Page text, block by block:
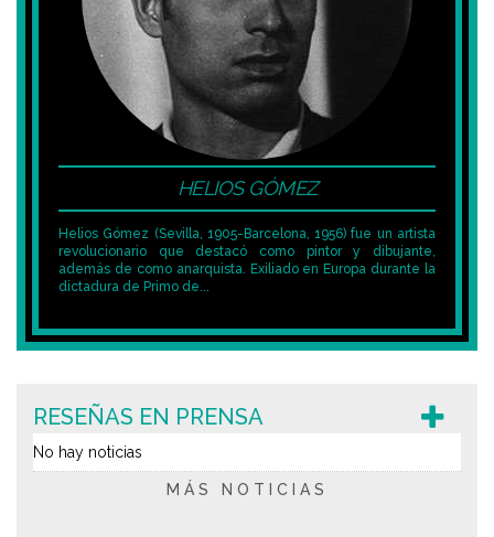
HELIOS GÓMEZ
Helios Gómez (Sevilla, 1905-Barcelona, 1956) fue un artista
revolucionario que destacó como pintor y dibujante,
además de como anarquista. Exiliado en Europa durante la
dictadura de Primo de...
RESEÑAS EN PRENSA
No hay noticias
MÁS NOTICIAS